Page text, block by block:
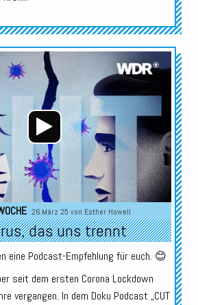
Audio-
Player
26.März 25 von Esther Howell
das uns trennt
eine Podcast-Empfehlung für euch. 😊
seit dem ersten Corona Lockdown
vergangen. In dem Doku Podcast „CUT